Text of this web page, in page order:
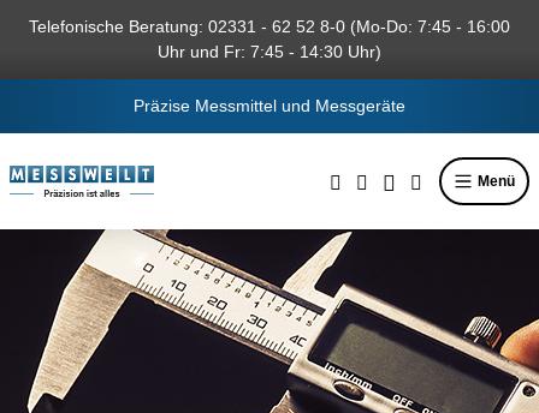
springen
Telefonische Beratung: 02331 - 62 52 8-0 (Mo-Do: 7:45 - 16:00
Uhr und Fr: 7:45 - 14:30 Uhr)
Präzise Messmittel und Messgeräte
Menü